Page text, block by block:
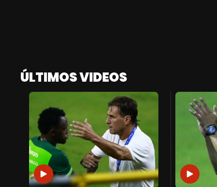
ÚLTIMOS VIDEOS